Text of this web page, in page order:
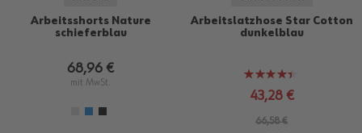
Arbeitsshorts Nature
schieferblau
68,96 €
mit MwSt.
Arbeitslatzhose Star Cotton
dunkelblau
Bewertung:
87%
43,28 €
66,58 €